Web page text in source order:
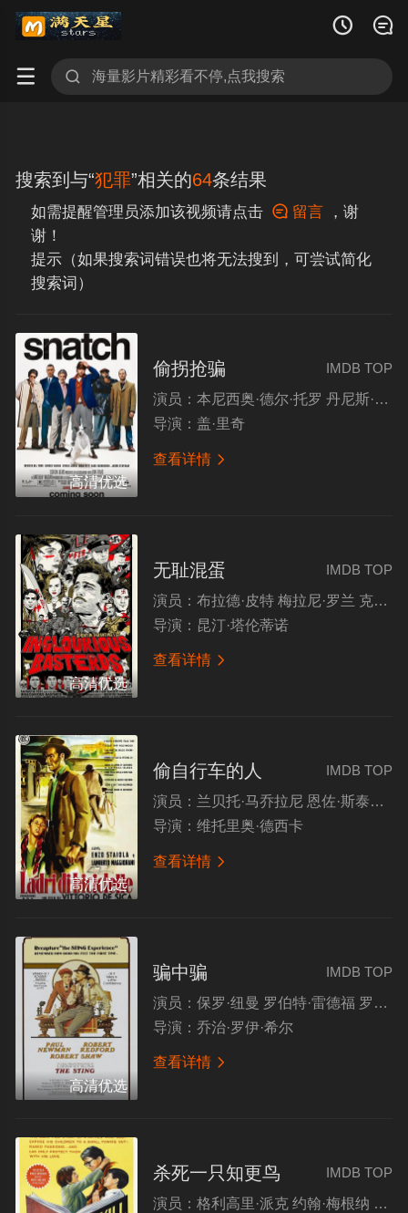
 
 
搜索到与“犯罪”相关的64条结果
如需提醒管理员添加该视频请点击 留言，谢
谢！
提示（如果搜索词错误也将无法搜到，可尝试简化
搜索词）
高清优选
IMDB TOP
偷拐抢骗
演员： 本尼西奥·德尔·托罗 丹尼斯·法里纳 维尼·琼斯 布拉德·皮特
导演： 盖·里奇
查看详情 
高清优选
IMDB TOP
无耻混蛋
演员： 布拉德·皮特 梅拉尼·罗兰 克里斯托弗·沃尔兹 伊莱·罗斯
导演： 昆汀·塔伦蒂诺
查看详情 
高清优选
IMDB TOP
偷自行车的人
演员： 兰贝托·马乔拉尼 恩佐·斯泰奥拉 莉安拉·卡雷尔 吉诺·萨尔塔梅伦达
导演： 维托里奥·德西卡
查看详情 
高清优选
IMDB TOP
骗中骗
演员： 保罗·纽曼 罗伯特·雷德福 罗伯特·肖 查尔斯·德恩
导演： 乔治·罗伊·希尔
查看详情 
IMDB TOP
杀死一只知更鸟
演员： 格利高里·派克 约翰·梅根纳 弗兰克·奥弗顿 罗斯玛丽·墨菲